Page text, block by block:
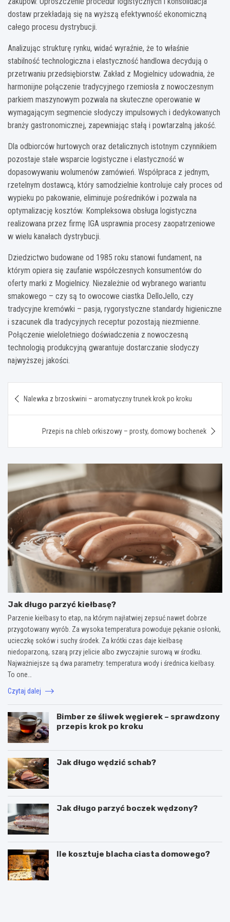
dostaw przekładają się na wyższą efektywność ekonomiczną
całego procesu dystrybucji.
Analizując strukturę rynku, widać wyraźnie, że to właśnie
stabilność technologiczna i elastyczność handlowa decydują o
przetrwaniu przedsiębiorstw. Zakład z Mogielnicy udowadnia, że
harmonijne połączenie tradycyjnego rzemiosła z nowoczesnym
parkiem maszynowym pozwala na skuteczne operowanie w
wymagającym segmencie słodyczy impulsowych i dedykowanych
branży gastronomicznej, zapewniając stałą i powtarzalną jakość.
Dla odbiorców hurtowych oraz detalicznych istotnym czynnikiem
pozostaje stałe wsparcie logistyczne i elastyczność w
dopasowywaniu wolumenów zamówień. Współpraca z jednym,
rzetelnym dostawcą, który samodzielnie kontroluje cały proces od
wypieku po pakowanie, eliminuje pośredników i pozwala na
optymalizację kosztów. Kompleksowa obsługa logistyczna
realizowana przez firmę IGA usprawnia procesy zaopatrzeniowe
w wielu kanałach dystrybucji.
Dziedzictwo budowane od 1985 roku stanowi fundament, na
którym opiera się zaufanie współczesnych konsumentów do
oferty marki z Mogielnicy. Niezależnie od wybranego wariantu
smakowego – czy są to owocowe ciastka DelloJello, czy
tradycyjne kremówki – pasja, rygorystyczne standardy higieniczne
i szacunek dla tradycyjnych receptur pozostają niezmienne.
Połączenie wieloletniego doświadczenia z nowoczesną
technologią produkcyjną gwarantuje dostarczanie słodyczy
najwyższej jakości.
wpisu
Nalewka z brzoskwini – aromatyczny trunek krok po kroku
Przepis na chleb orkiszowy – prosty, domowy bochenek
Jak długo parzyć kiełbasę?
Parzenie kiełbasy to etap, na którym najłatwiej zepsuć nawet dobrze
przygotowany wyrób. Za wysoka temperatura powoduje pękanie osłonki,
ucieczkę soków i suchy środek. Za krótki czas daje kiełbasę
niedoparzoną, szarą przy jelicie albo zwyczajnie surową w środku.
Najważniejsze są dwa parametry: temperatura wody i średnica kiełbasy.
To one…
Czytaj dalej
Bimber ze śliwek węgierek – sprawdzony
przepis krok po kroku
Jak długo wędzić schab?
Jak długo parzyć boczek wędzony?
Ile kosztuje blacha ciasta domowego?
C
P